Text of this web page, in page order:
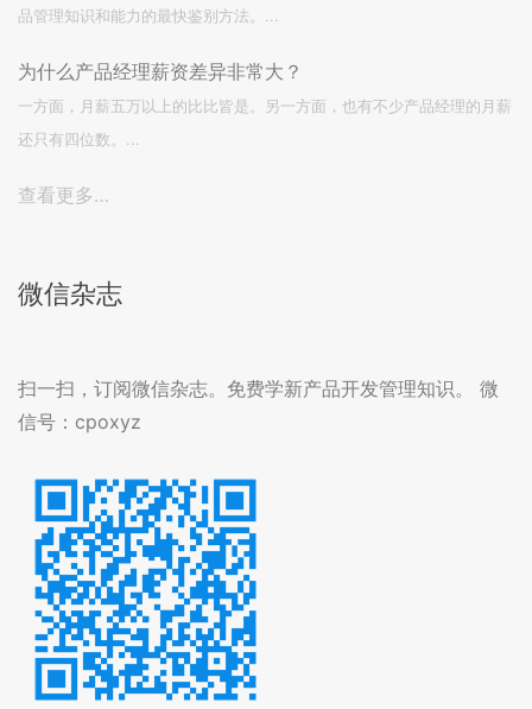
品管理知识和能力的最快鉴别方法。...
为什么产品经理薪资差异非常大？
一方面，月薪五万以上的比比皆是。另一方面，也有不少产品经理的月薪
还只有四位数。...
查看更多…
微信杂志
扫一扫，订阅微信杂志。免费学新产品开发管理知识。 微
信号：cpoxyz